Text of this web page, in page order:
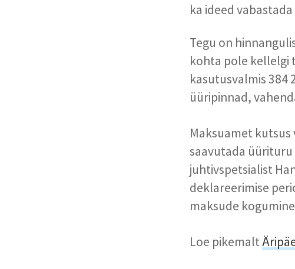
ka ideed
Tegu on
kohta pole kellelgi
kasutusvalmis 384
üüripinnad,
Maksuamet
saavutada
juhtivspetsialist
deklareerimise
maksude
Loe pikemalt